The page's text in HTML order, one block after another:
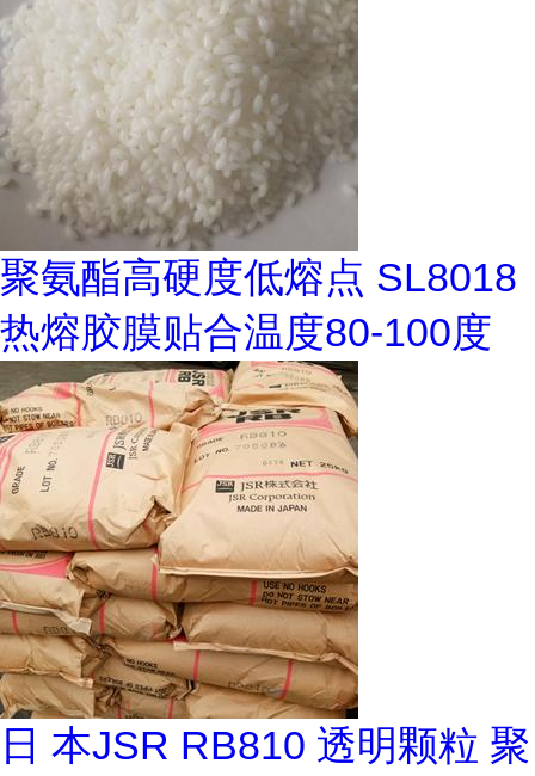
聚氨酯高硬度低熔点 SL8018
热熔胶膜贴合温度80-100度
日 本JSR RB810 透明颗粒 聚